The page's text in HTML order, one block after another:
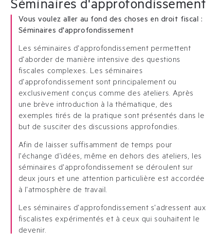
Séminaires d'approfondissement
Vous voulez aller au fond des choses en droit fiscal :
Séminaires d'approfondissement
Les séminaires d'approfondissement permettent
d'aborder de manière intensive des questions
fiscales complexes. Les séminaires
d'approfondissement sont principalement ou
exclusivement conçus comme des ateliers. Après
une brève introduction à la thématique, des
exemples tirés de la pratique sont présentés dans le
but de susciter des discussions approfondies.
Afin de laisser suffisamment de temps pour
l'échange d'idées, même en dehors des ateliers, les
séminaires d'approfondissement se déroulent sur
deux jours et une attention particulière est accordée
à l'atmosphère de travail.
Les séminaires d'approfondissement s'adressent aux
fiscalistes expérimentés et à ceux qui souhaitent le
devenir.